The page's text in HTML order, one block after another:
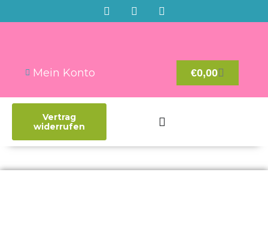
Mein Konto €0,00
Vertrag
widerrufen